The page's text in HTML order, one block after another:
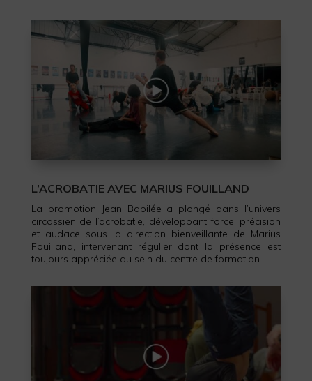
L’ACROBATIE AVEC MARIUS FOUILLAND
La promotion Jean Babilée a plongé dans l’univers
circassien de l’acrobatie, développant force, précision
et audace sous la direction bienveillante de Marius
Fouilland, intervenant régulier dont la présence est
toujours appréciée au sein du centre de formation.